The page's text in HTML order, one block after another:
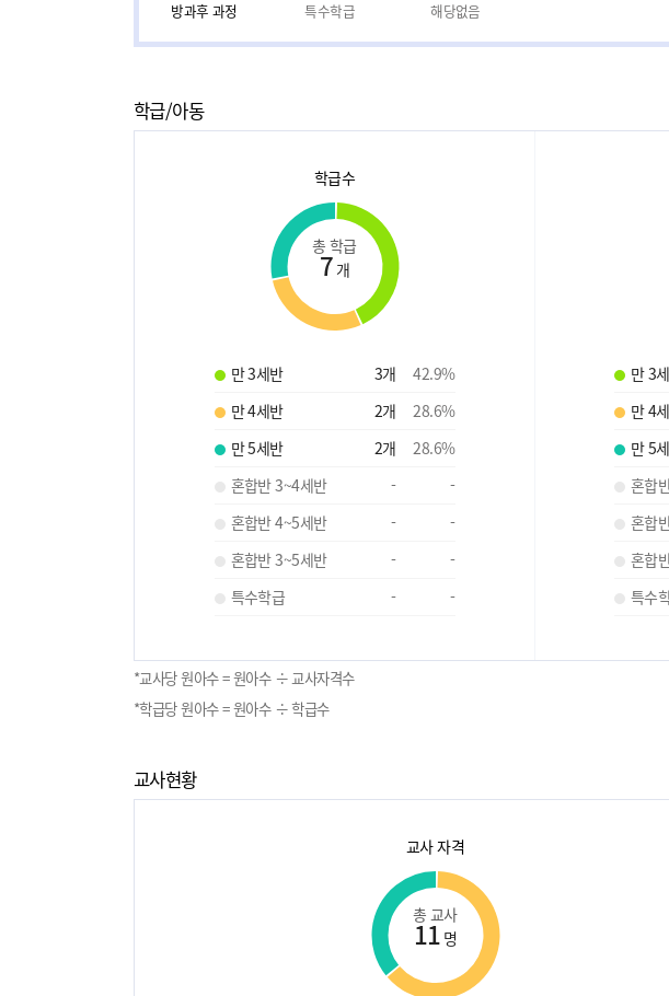
방과후 과정 특수학급 해당없음
학급/아동
학급수
총 학급
7 개
만 3세반 3개 42.9%
만 4세반
2개 28.6%
만 5세반
2개 28.6%
혼합반 3~4세반
-
-
혼합반 4~5세반
-
-
혼합반 3~5세반
-
-
특수학급
- -
만 3
만 4
만 5
혼합
혼합
혼합
특수
*교사당 원아수 = 원아수 ÷ 교사자격수
*학급당 원아수 = 원아수 ÷ 학급수
교사현황
교사 자격
총 교사
11 명